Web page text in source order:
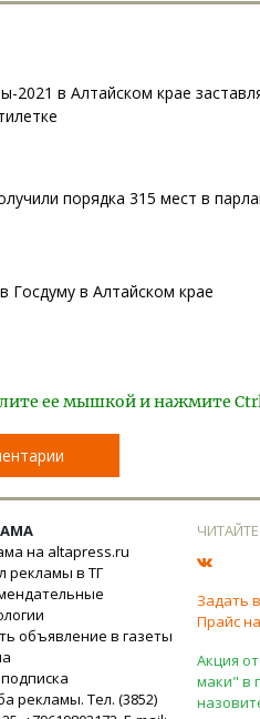
2021 в Алтайском крае
порядка 315 мест в
Госдуму в Алтайском крае
ее мышкой и нажмите
на altapress.ru
рекламы в ТГ
объявление в газеты
рекламы. Тел. (3852)
Задать
Прайс
Акция
маки" в